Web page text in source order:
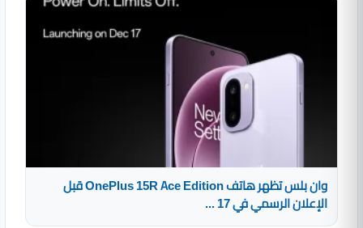
وان بلس تظهر هاتف OnePlus 15R Ace Edition قبل
الإعلان الرسمي في 17 ...